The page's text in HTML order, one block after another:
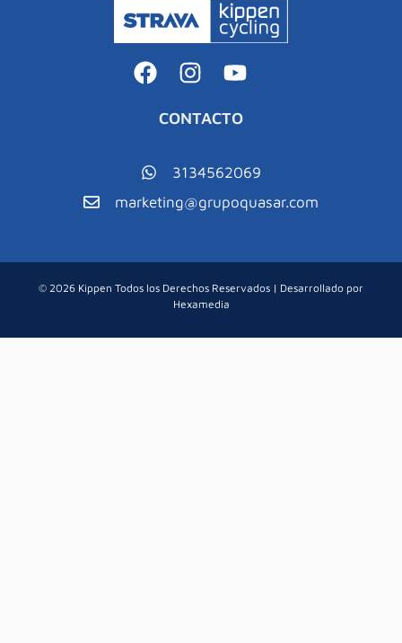
CONTACTO
3134562069
marketing@grupoquasar.com
© 2026 Kippen Todos los Derechos Reservados | Desarrollado por
Hexamedia